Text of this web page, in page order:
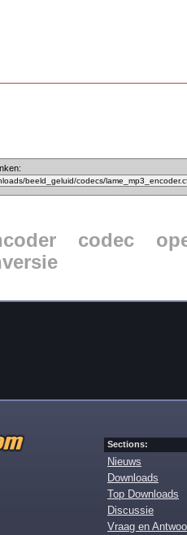
codec
Sections:
Nieuws
Downloads
Top Downloads
Discussie
Vraag en